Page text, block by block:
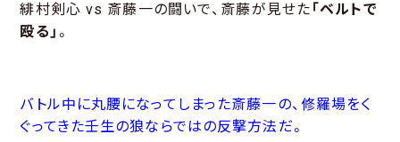
緋村剣心 vs 斎藤一の闘いで、斎藤が見せた 「ベルトで
殴る」 。
バトル中に丸腰になってしまった斎藤一の、修羅場をく
ぐってきた壬生の狼ならではの反撃方法だ。